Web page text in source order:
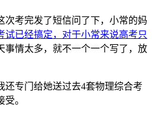
次考完发了短信问了下，小常的妈
试已经搞定，对于小常来说高考只
事情太多，就不一个一个写了，放
专门给她送过去4套物理综合考
。